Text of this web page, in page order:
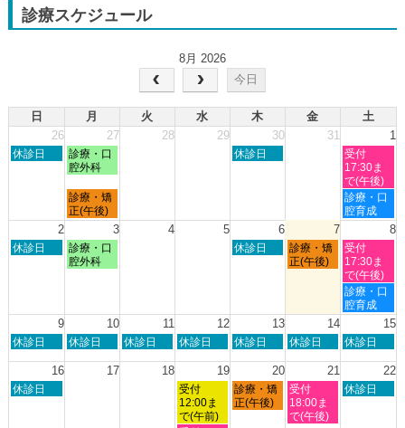
診療スケジュール
8月 2026
今日
日 月 火 水 木 金
土
26
27 28 29 30 31 1
日
26th
休診日
月
曜
7
月
27th
診療・口
腔外科
木
30th
休診日
土
曜
日,
8
月
1st
受付
17:30ま
で(午後)
月
曜
日,
月
27th
診療・矯
正(午後)
土
曜
日,
月
1st
2026
診療・口
腔育成
2 3 4 5 6 7 8
日
2nd
休診日
月
曜
3rd
診療・口
腔外科
木
6th
休診日
金
曜
7th
診療・矯
正(午後)
土
曜
日,
8
月
8th
受付
17:30ま
で(午後)
土
曜
日,
月
診療・口
腔育成
9 10 11 12 13 14 15
日
8
月
休診日
月
休診日
火
休診日
水
8
月
12th
2026
休診日
木
8
月
13th
休診日
金
8
月
14th
2026
休診日
土
8
月
休診日
16 17 18 19 20 21 22
日
休診日
水
曜
日,
受付
12:00ま
で(午前)
木
曜
診療・矯
正(午後)
金
曜
日,
受付
18:00ま
で(午後)
土
休診日